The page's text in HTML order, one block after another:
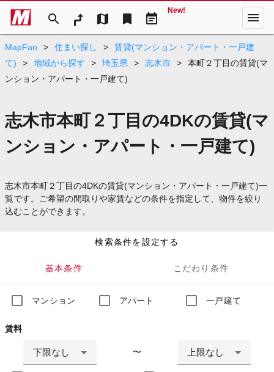
search map bookmark event_note
New! menu
MapFan > 住まい探し >
賃貸(マンション・アパート・一戸建
て)
> 地域から探す > 埼玉県 > 志木市 >
本町２丁目の賃貸(マ
ンション・アパート・一戸建て)
志木市本町２丁目の4DKの賃貸(マ
ンション・アパート・一戸建て)
志木市本町２丁目の4DKの賃貸(マンション・アパート・一戸建て)一
覧です。ご希望の間取りや家賃などの条件を指定して、物件を絞り
込むことができます。
検索条件を設定する
基本条件 こだわり条件
マンション アパート 一戸建て
賃料
下限なし 〜 上限なし